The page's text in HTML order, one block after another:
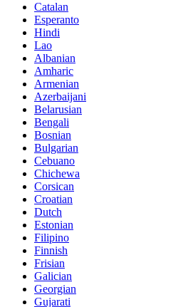
Catalan
Esperanto
Hindi
Lao
Albanian
Amharic
Armenian
Azerbaijani
Belarusian
Bengali
Bosnian
Bulgarian
Cebuano
Chichewa
Corsican
Croatian
Dutch
Estonian
Filipino
Finnish
Frisian
Galician
Georgian
Gujarati